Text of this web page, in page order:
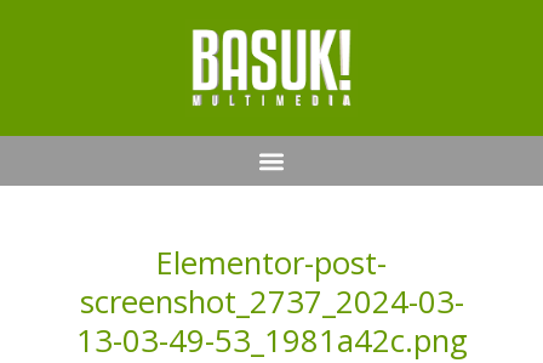
Elementor-post-
screenshot_2737_2024-03-
13-03-49-53_1981a42c.png